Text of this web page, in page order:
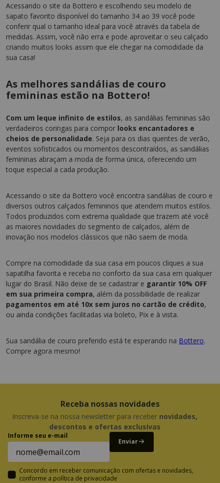
Acessando o site da Bottero e escolhendo seu modelo de
sapato favorito disponível do tamanho 34 ao 39 você pode
conferir qual o tamanho ideal para você através da tabela de
medidas. Assim, você não erra e pode aproveitar o seu calçado
criando muitos looks assim que ele chegar na comodidade da
sua casa!
As melhores sandálias de couro
femininas estão na Bottero!
Com um leque infinito de estilos, as sandálias femininas são
verdadeiros coringas para compor looks encantadores e
cheios de personalidade. Seja para os dias quentes de verão,
eventos sofisticados ou momentos descontraídos, as sandálias
femininas abraçam a moda de forma única, oferecendo um
toque especial a cada produção.
Acessando o site da Bottero você encontra sandálias de couro e
diversos outros calçados femininos que atendem muitos estilos.
Todos produzidos com extrema qualidade que trazem até você
as maiores novidades do segmento de calçados, além de
inovação nos modelos clássicos que não saem de moda.
Compre na comodidade da sua casa em poucos cliques a sua
sapatilha favorita e receba no conforto da sua casa em qualquer
lugar do Brasil. Não deixe de se cadastrar e garantir 10% OFF
em sua primeira compra, além da possibilidade de realizar
pagamentos em até 10x sem juros no cartão de crédito,
ou ainda condições facilitadas via boleto, Pix e à vista.
Sua sandália de couro preferido está te esperando na Bottero.
Compre agora mesmo!
Receba nossas novidades
Inscreva-se na nossa newsletter para receber novidades,
descontos e ofertas exclusivas
Informe seu e-mail
Enviar
Concordo em receber comunicação com ofertas e novidades,
conforme a política de privacidade